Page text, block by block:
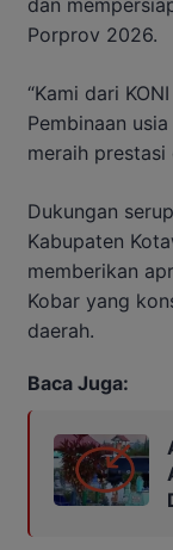
dan
Porprov 2026.
“Kami dari
Pembinaan
meraih prestasi
Dukungan
Kabupaten
memberikan
Kobar yang
daerah.
Baca Juga: